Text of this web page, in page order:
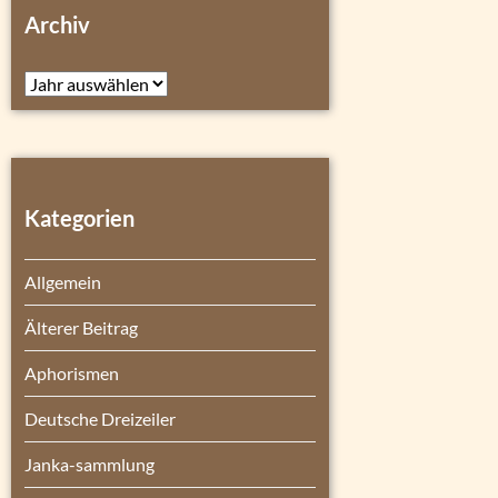
Archiv
Archiv
Kategorien
Allgemein
Älterer Beitrag
Aphorismen
Deutsche Dreizeiler
Janka-sammlung